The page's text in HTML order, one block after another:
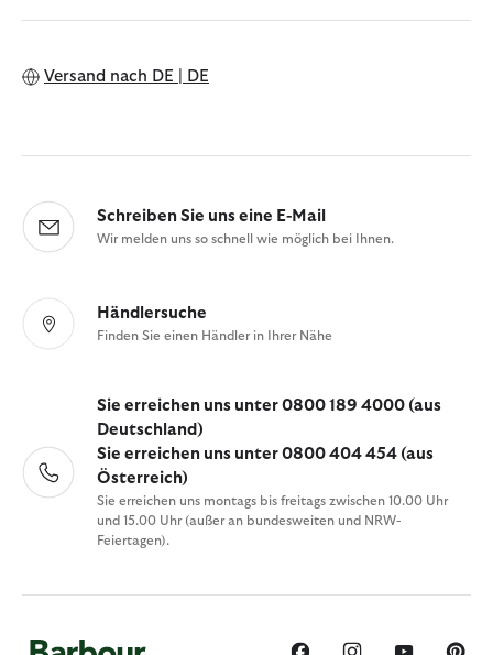
Versand nach DE | DE
Schreiben Sie uns eine E-Mail
Wir melden uns so schnell wie möglich bei Ihnen.
Händlersuche
Finden Sie einen Händler in Ihrer Nähe
Sie erreichen uns unter 0800 189 4000 (aus
Deutschland)
Sie erreichen uns unter 0800 404 454 (aus
Österreich)
Sie erreichen uns montags bis freitags zwischen 10.00 Uhr
und 15.00 Uhr (außer an bundesweiten und NRW-
Feiertagen).